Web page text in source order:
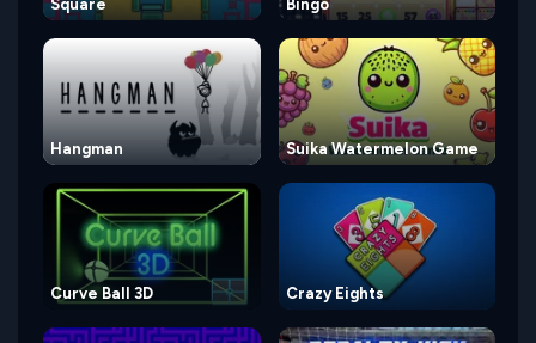
Square Bingo
Hangman Suika Watermelon Game
Curve Ball 3D Crazy Eights